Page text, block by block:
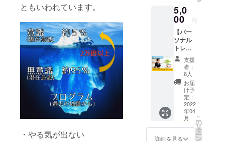
ともいわれています。
・やる気が出ない
で、イジメ
0・自殺0を
目指して尽
力してい
【実績】
婚活されて
いる方：今
までに関
わった案件
の成婚率は
約99%
espoir.
wixsite.
poir ※購
入時の
備考欄
に掲載
するお
名前を
必ずご
記入く
ださ
い。 ※
ニック
ネーム
での参
加もで
いただ
き、そ
の回答
をもと
に診
断。 診
断書を
データ
にて
メール
送付い
たしま
す。 ※
法令に
基づく
医療、
診療行
5,0
00 円
【パー
ソナル
トレー
ニン
グ ト
ライア
ル】 寺
岡式達
成脳ト
レーニ
ングの1
回のみ
のトラ
イアル
支援
者：
6人
お届
け予
定：
2022
年04
月
詳細を見る
こ
の
リ
タ
ー
ン